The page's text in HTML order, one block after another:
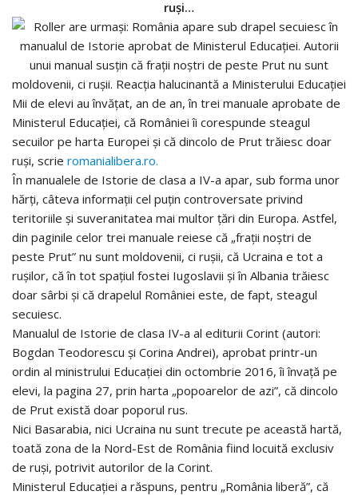
ruși…
Mii de elevi au învățat, an de an, în trei manuale aprobate de
Ministerul Educației, că României îi corespunde steagul
secuilor pe harta Europei și că dincolo de Prut trăiesc doar
ruși, scrie romanialibera.ro.
În manualele de Istorie de clasa a IV-a apar, sub forma unor
hărți, câteva informații cel puțin controversate privind
teritoriile și suveranitatea mai multor țări din Europa. Astfel,
din paginile celor trei manuale reiese că „frații noștri de
peste Prut” nu sunt moldovenii, ci rușii, că Ucraina e tot a
rușilor, că în tot spațiul fostei Iugoslavii și în Albania trăiesc
doar sârbi și că drapelul României este, de fapt, steagul
secuiesc.
Manualul de Istorie de clasa IV-a al editurii Corint (autori:
Bogdan Teodorescu și Corina Andrei), aprobat printr-un
ordin al ministrului Educației din octombrie 2016, îi învață pe
elevi, la pagina 27, prin harta „popoarelor de azi”, că dincolo
de Prut există doar poporul rus.
Nici Basarabia, nici Ucraina nu sunt trecute pe această hartă,
toată zona de la Nord-Est de România fiind locuită exclusiv
de ruși, potrivit autorilor de la Corint.
Ministerul Educației a răspuns, pentru „România liberă”, că